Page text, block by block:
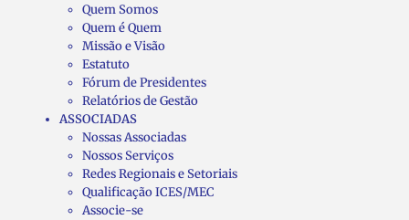
Quem Somos
Quem é Quem
Missão e Visão
Estatuto
Fórum de Presidentes
Relatórios de Gestão
ASSOCIADAS
Nossas Associadas
Nossos Serviços
Redes Regionais e Setoriais
Qualificação ICES/MEC
Associe-se